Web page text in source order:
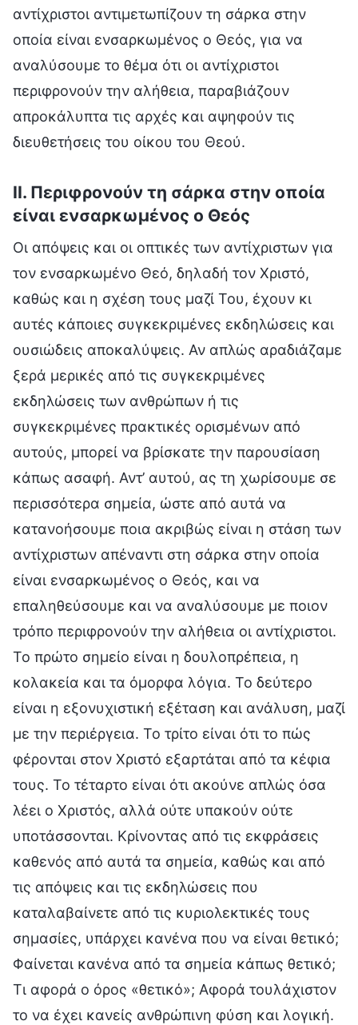
αντίχριστοι αντιμετωπίζουν τη σάρκα στην
οποία είναι ενσαρκωμένος ο Θεός, για να
αναλύσουμε το θέμα ότι οι αντίχριστοι
περιφρονούν την αλήθεια, παραβιάζουν
απροκάλυπτα τις αρχές και αψηφούν τις
διευθετήσεις του οίκου του Θεού.
II. Περιφρονούν τη σάρκα στην οποία
είναι ενσαρκωμένος ο Θεός
Οι απόψεις και οι οπτικές των αντίχριστων για
τον ενσαρκωμένο Θεό, δηλαδή τον Χριστό,
καθώς και η σχέση τους μαζί Του, έχουν κι
αυτές κάποιες συγκεκριμένες εκδηλώσεις και
ουσιώδεις αποκαλύψεις. Αν απλώς αραδιάζαμε
ξερά μερικές από τις συγκεκριμένες
εκδηλώσεις των ανθρώπων ή τις
συγκεκριμένες πρακτικές ορισμένων από
αυτούς, μπορεί να βρίσκατε την παρουσίαση
κάπως ασαφή. Αντ’ αυτού, ας τη χωρίσουμε σε
περισσότερα σημεία, ώστε από αυτά να
κατανοήσουμε ποια ακριβώς είναι η στάση των
αντίχριστων απέναντι στη σάρκα στην οποία
είναι ενσαρκωμένος ο Θεός, και να
επαληθεύσουμε και να αναλύσουμε με ποιον
τρόπο περιφρονούν την αλήθεια οι αντίχριστοι.
Το πρώτο σημείο είναι η δουλοπρέπεια, η
κολακεία και τα όμορφα λόγια. Το δεύτερο
είναι η εξονυχιστική εξέταση και ανάλυση, μαζί
με την περιέργεια. Το τρίτο είναι ότι το πώς
φέρονται στον Χριστό εξαρτάται από τα κέφια
τους. Το τέταρτο είναι ότι ακούνε απλώς όσα
λέει ο Χριστός, αλλά ούτε υπακούν ούτε
υποτάσσονται. Κρίνοντας από τις εκφράσεις
καθενός από αυτά τα σημεία, καθώς και από
τις απόψεις και τις εκδηλώσεις που
καταλαβαίνετε από τις κυριολεκτικές τους
σημασίες, υπάρχει κανένα που να είναι θετικό;
Φαίνεται κανένα από τα σημεία κάπως θετικό;
Τι αφορά ο όρος «θετικό»; Αφορά τουλάχιστον
το να έχει κανείς ανθρώπινη φύση και λογική.